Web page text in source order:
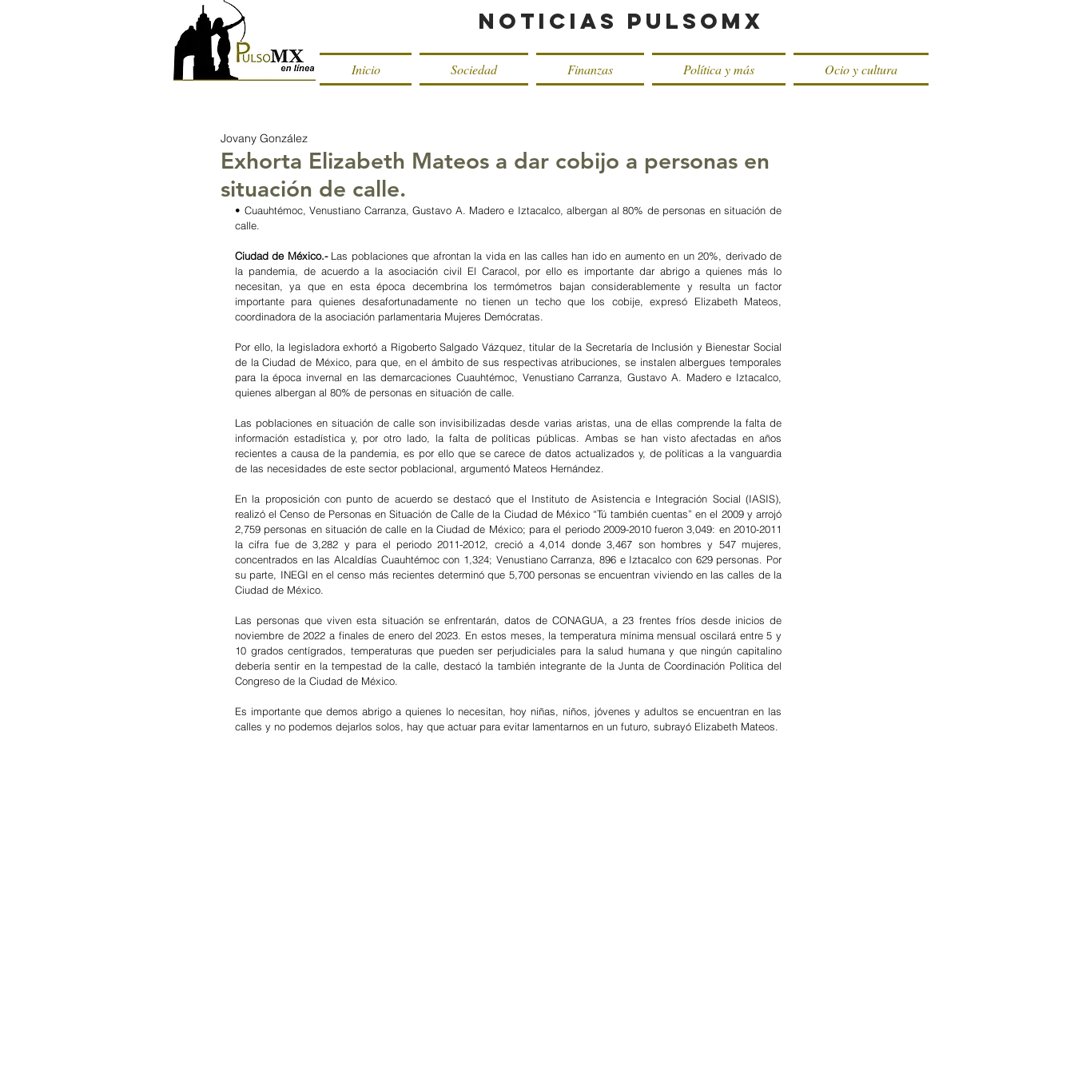
Noticias PulsoMX
Inicio Sociedad Finanzas Política y más Ocio y cultura
Exhorta Elizabeth Mateos a dar cobijo a personas en
situación de calle.
Jovany González
• Cuauhtémoc, Venustiano Carranza, Gustavo A. Madero e Iztacalco, albergan al 80% de personas en situación de
calle.
Ciudad de México.- Las poblaciones que afrontan la vida en las calles han ido en aumento en un 20%, derivado de
la pandemia, de acuerdo a la asociación civil El Caracol, por ello es importante dar abrigo a quienes más lo
necesitan, ya que en esta época decembrina los termómetros bajan considerablemente y resulta un factor
importante para quienes desafortunadamente no tienen un techo que los cobije, expresó Elizabeth Mateos,
coordinadora de la asociación parlamentaria Mujeres Demócratas.
Por ello, la legisladora exhortó a Rigoberto Salgado Vázquez, titular de la Secretaría de Inclusión y Bienestar Social
de la Ciudad de México, para que, en el ámbito de sus respectivas atribuciones, se instalen albergues temporales
para la época invernal en las demarcaciones Cuauhtémoc, Venustiano Carranza, Gustavo A. Madero e Iztacalco,
quienes albergan al 80% de personas en situación de calle.
Las poblaciones en situación de calle son invisibilizadas desde varias aristas, una de ellas comprende la falta de
información estadística y, por otro lado, la falta de políticas públicas. Ambas se han visto afectadas en años
recientes a causa de la pandemia, es por ello que se carece de datos actualizados y, de políticas a la vanguardia
de las necesidades de este sector poblacional, argumentó Mateos Hernández.
En la proposición con punto de acuerdo se destacó que el Instituto de Asistencia e Integración Social (IASIS),
realizó el Censo de Personas en Situación de Calle de la Ciudad de México “Tú también cuentas” en el 2009 y arrojó
2,759 personas en situación de calle en la Ciudad de México; para el periodo 2009-2010 fueron 3,049: en 2010-2011
la cifra fue de 3,282 y para el periodo 2011-2012, creció a 4,014 donde 3,467 son hombres y 547 mujeres,
concentrados en las Alcaldías Cuauhtémoc con 1,324; Venustiano Carranza, 896 e Iztacalco con 629 personas. Por
su parte, INEGI en el censo más recientes determinó que 5,700 personas se encuentran viviendo en las calles de la
Ciudad de México.
Las personas que viven esta situación se enfrentarán, datos de CONAGUA, a 23 frentes fríos desde inicios de
noviembre de 2022 a finales de enero del 2023. En estos meses, la temperatura mínima mensual oscilará entre 5 y
10 grados centígrados, temperaturas que pueden ser perjudiciales para la salud humana y que ningún capitalino
debería sentir en la tempestad de la calle, destacó la también integrante de la Junta de Coordinación Política del
Congreso de la Ciudad de México.
Es importante que demos abrigo a quienes lo necesitan, hoy niñas, niños, jóvenes y adultos se encuentran en las
calles y no podemos dejarlos solos, hay que actuar para evitar lamentarnos en un futuro, subrayó Elizabeth Mateos.